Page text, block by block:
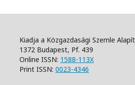
Kiadja a Közgazdasági Szemle
1372 Budapest, Pf. 439
Online ISSN: 1588-113X
Print ISSN: 0023-4346